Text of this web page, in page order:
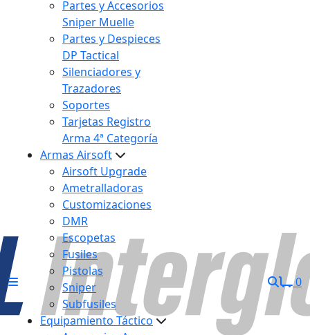
Partes y Accesorios
Sniper Muelle
Partes y Despieces
DP Tactical
Silenciadores y
Trazadores
Soportes
Tarjetas Registro
Arma 4ª Categoría
Armas Airsoft
Airsoft Upgrade
Ametralladoras
Customizaciones
DMR
Escopetas
Fusiles
Pistolas
Sniper
Subfusiles
Equipamiento Táctico
0